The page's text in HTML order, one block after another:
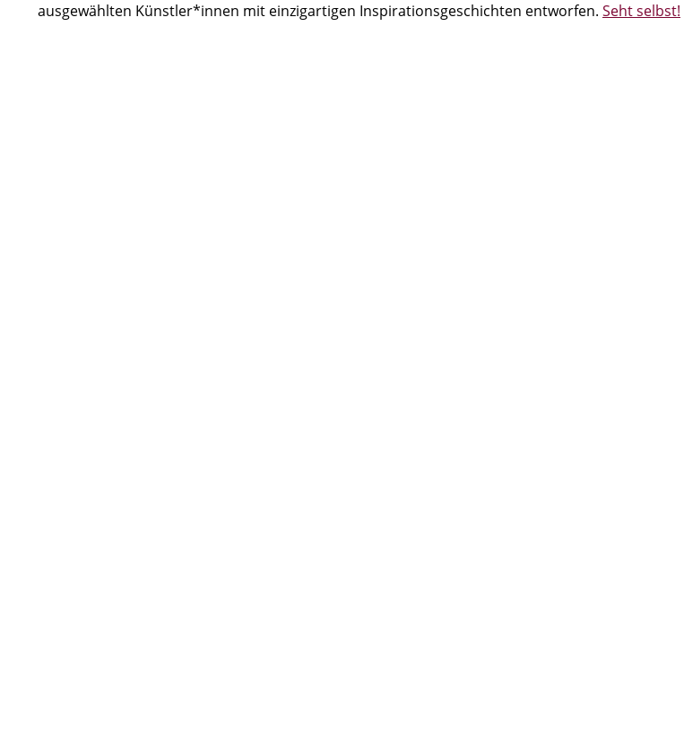
ausgewählten Künstler*innen mit einzigartigen Inspirationsgeschichten entworfen. Seht selbst!